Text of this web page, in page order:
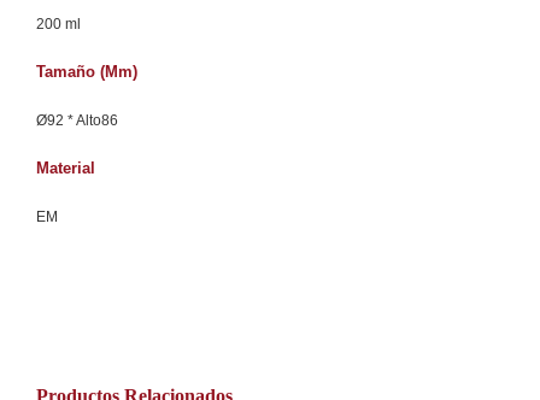
200 ml
Tamaño (mm)
Ø92 * Alto86
Material
EM
Productos Relacionados